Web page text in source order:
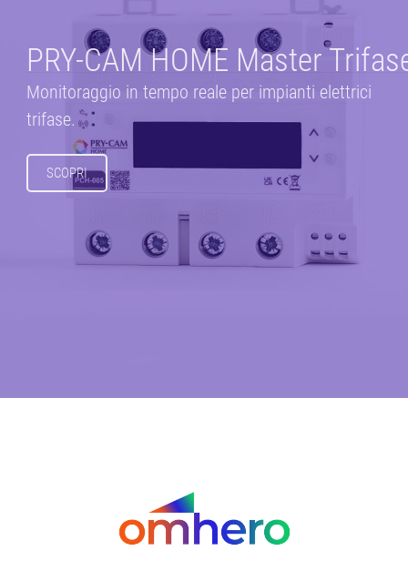
PRY-CAM HOME Master
Monitoraggio in tempo reale per impianti elettrici
trifase.
SCOPRI